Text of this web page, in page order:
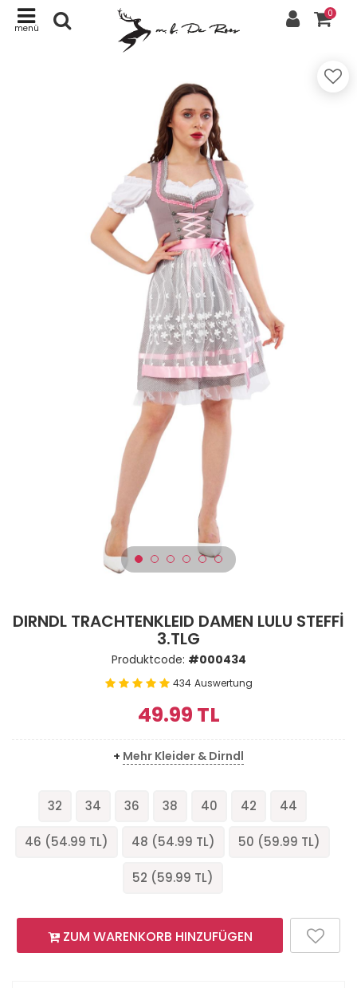
menü
0
DIRNDL TRACHTENKLEID DAMEN LULU STEFFİ
3.TLG
Produktcode: #000434
434 Auswertung
49.99 TL
+ Mehr Kleider & Dirndl
32 34 36 38 40 42 44
46 (54.99 TL) 48 (54.99 TL) 50 (59.99 TL)
52 (59.99 TL)
ZUM WARENKORB HINZUFÜGEN